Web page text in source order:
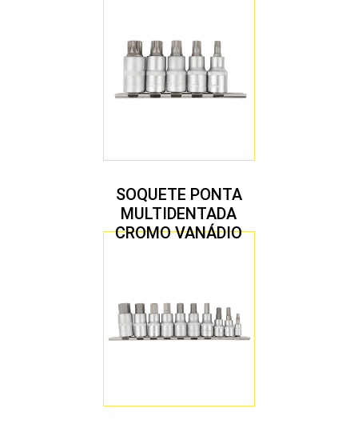
SOQUETE PONTA
MULTIDENTADA
CROMO VANÁDIO